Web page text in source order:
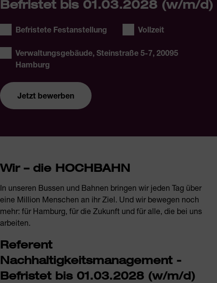
Befristet bis 01.03.2028 (w/m/d)
Stellentyp:
Befristete Festanstellung Arbeitszeit:
Vollzeit
Verwaltungsgebäude, Steinstraße 5-7, 20095
Hamburg
Jetzt bewerben
Referent Nachhaltigkeitsmanagement - Befristet bis
01.03.2028 (w/m/d)
Jetzt bewerben
Wir – die HOCHBAHN
In unseren Bussen und Bahnen bringen wir jeden Tag über
eine Million Menschen an ihr Ziel. Und wir bewegen noch
mehr: für Hamburg, für die Zukunft und für alle, die bei uns
arbeiten.
Referent
Nachhaltigkeitsmanagement -
Befristet bis 01.03.2028 (w/m/d)